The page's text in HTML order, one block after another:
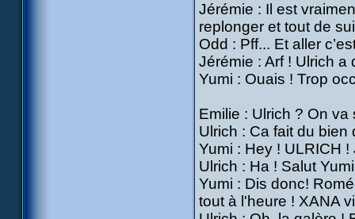
Jérémie : Il est
replonger et tout de
Odd : Pff... Et aller
Jérémie : Arf ! Ulrich
Yumi : Ouais ! Trop
Emilie : Ulrich ? On va
Ulrich : Ca fait du
Yumi : Hey ! ULRICH
Ulrich : Ha ! Salut
Yumi : Dis donc!
tout à l'heure ! XANA